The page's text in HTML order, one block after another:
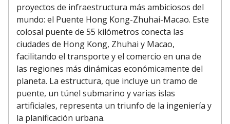
proyectos de infraestructura más ambiciosos del
mundo: el Puente Hong Kong-Zhuhai-Macao. Este
colosal puente de 55 kilómetros conecta las
ciudades de Hong Kong, Zhuhai y Macao,
facilitando el transporte y el comercio en una de
las regiones más dinámicas económicamente del
planeta. La estructura, que incluye un tramo de
puente, un túnel submarino y varias islas
artificiales, representa un triunfo de la ingeniería y
la planificación urbana.